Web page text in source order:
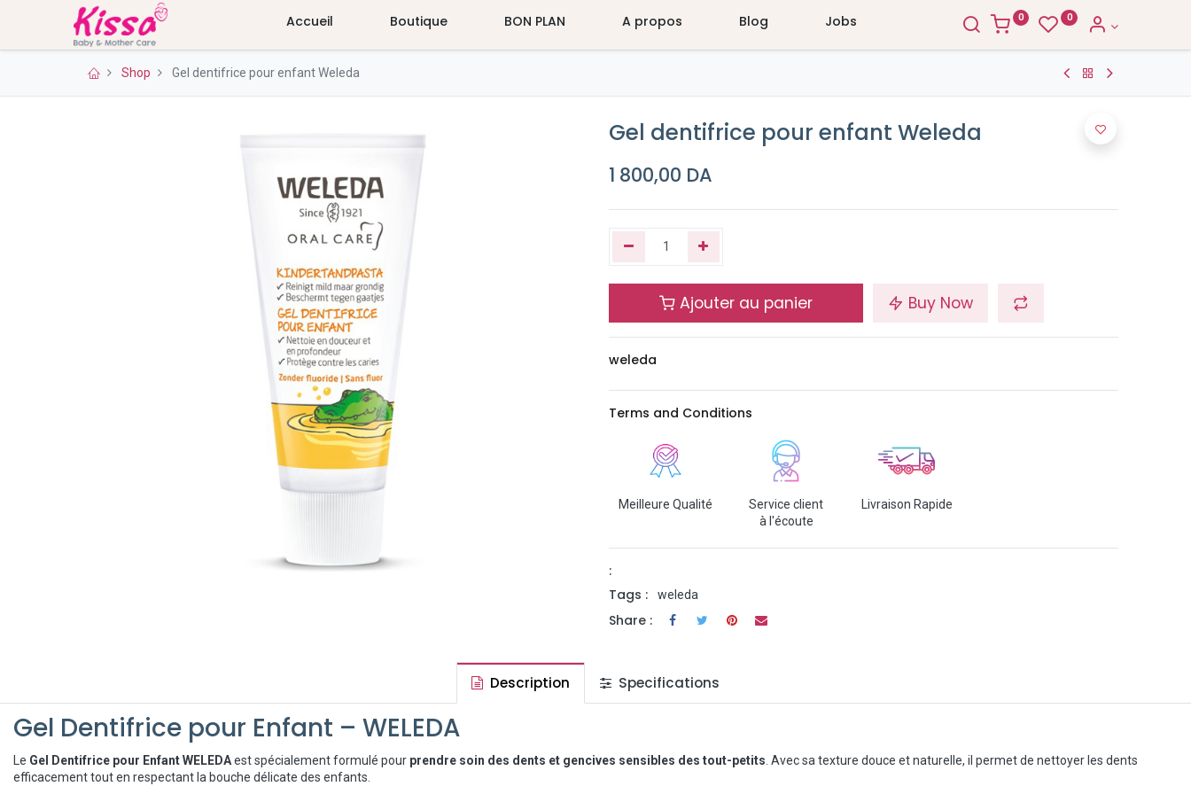
Accueil Boutique BON PLAN A propos Blog Jobs 0 0
Shop Gel dentifrice pour enfant Weleda
Gel dentifrice pour enfant Weleda
1 800,00 DA
Ajouter au panier Buy Now
weleda
Terms and Conditions
Meilleure Qualité
Service client
à l'écoute
Livraison Rapide
:
Tags :
weleda
Share :
Description Specifications
Gel Dentifrice pour Enfant – WELEDA
Le Gel Dentifrice pour Enfant WELEDAest spécialement formulé pour prendre soin des dents et gencives sensibles des tout-petits. Avec sa texture douce et naturelle, il permet de nettoyer les dents
efficacement tout en respectant la bouche délicate des enfants.